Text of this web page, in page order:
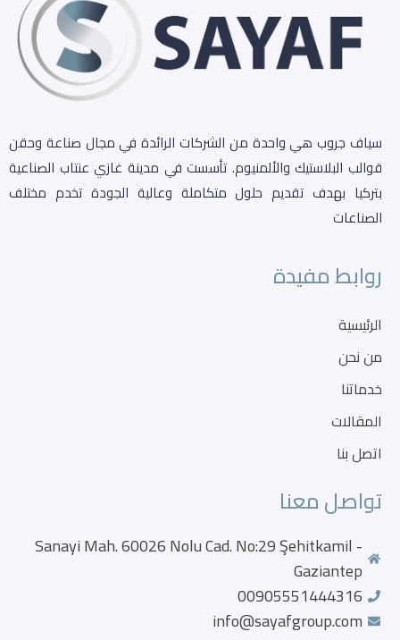
سياف جروب هي واحدة من الشركات الرائدة في مجال صناعة وحقن
قوالب البلاستيك والألمنيوم. تأسست في مدينة غازي عنتاب الصناعية
بتركيا بهدف تقديم حلول متكاملة وعالية الجودة تخدم مختلف
الصناعات
روابط مفيدة
الرئيسية
من نحن
خدماتنا
المقالات
اتصل بنا
تواصل معنا
Sanayi Mah. 60026 Nolu Cad. No:29 Şehitkamil -
Gaziantep
00905551444316
info@sayafgroup.com